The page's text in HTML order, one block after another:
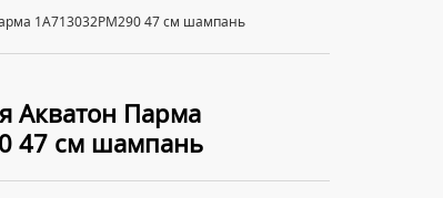
1A713032PM290 47 см шампань
Акватон Парма
47 см шампань